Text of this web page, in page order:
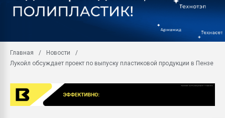
умельцы изготовили
Продажа готового
производство SPC
29.07.2026 ФРП помог
Главная
Новости
Лукойл обсуждает проект по выпуску пластиковой продукции в Пензе